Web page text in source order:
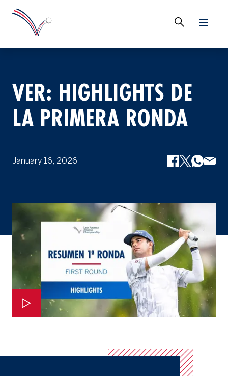
VER: HIGHLIGHTS DE
LA PRIMERA RONDA
January 16, 2026